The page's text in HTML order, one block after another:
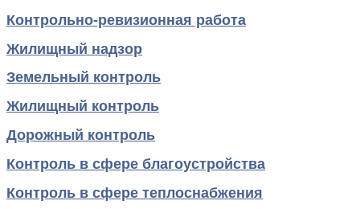
Контрольно-ревизионная работа
Жилищный надзор
Земельный контроль
Жилищный контроль
Дорожный контроль
Контроль в сфере благоустройства
Контроль в сфере теплоснабжения